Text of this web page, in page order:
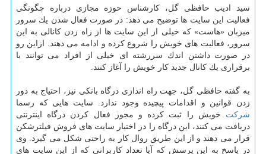
سید ادیب حافظی گل، كارشناس حوزه مجازی درباره چگونگی
فعالیت این سایت ها توضیح می دهد: در صورت فعال شدن یك سرور
میزبان «هاست» كه خیلی از این سایت ها از راه زدن كانالی به این
سرور، فعالیت های خویش را شروع كرده و ادامه می دهند. ازاین رو
در صورت داشتن اندك سررشته ای خیلی از افراد می توانند با
برقراری یك كانال جدید كار خویش را آغاز كنند.
به گفته حافظی گل، جهت راه اندازی درگاه بانكی نیز، احتیاج به دور
زدن قوانین و اقدامات پیچیده وجود ندارد. سایت هایی كه رسما
شركت خویش را ثبت كرده و مجوز فعال كردن درگاه اینترنتی
دریافت می كنند، این درگاه را در اختیار سایت های فروش فیلترشكن
قرار می دهند و از این طریق روال كار به راحتی شكل می گیرد. وی
در پاسخ به این پرسش كه آیا تعداد كاربرانی كه از این سایت های